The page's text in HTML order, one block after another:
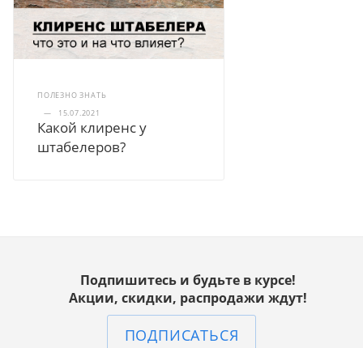
ПОЛЕЗНО ЗНАТЬ
—
15.07.2021
Какой клиренс у
штабелеров?
Подпишитесь и будьте в курсе!
Акции, скидки, распродажи ждут!
ПОДПИСАТЬСЯ